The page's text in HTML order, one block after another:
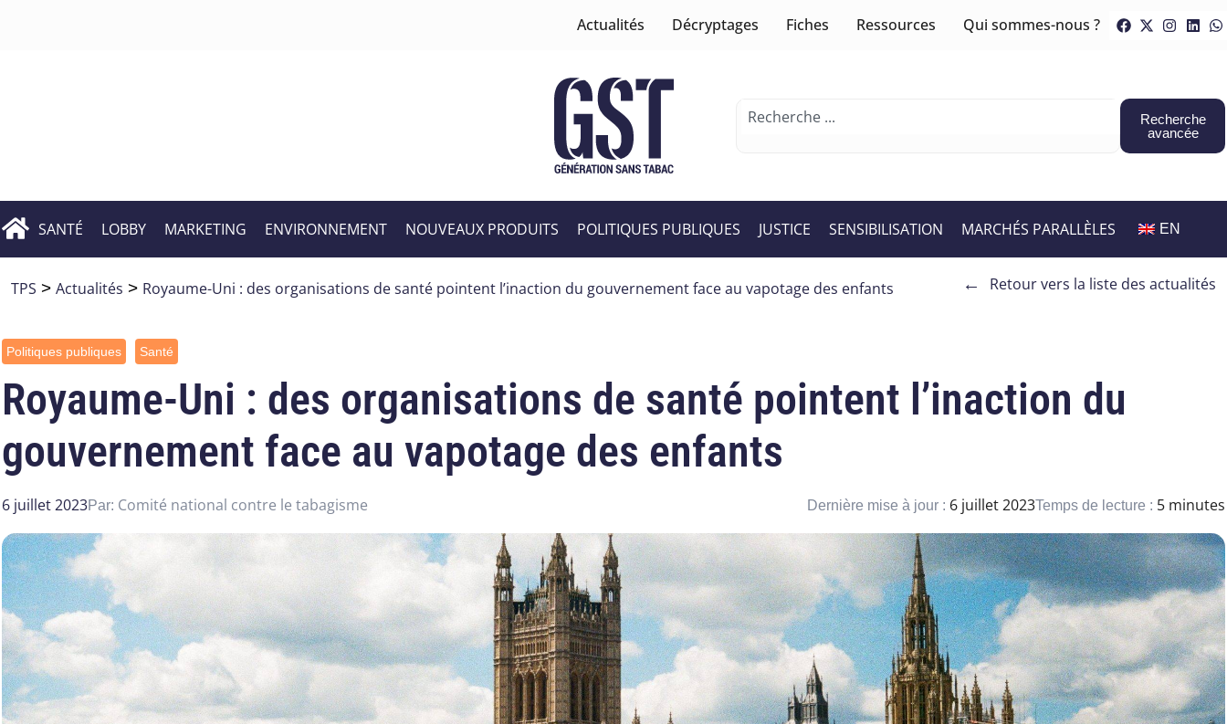
Actualités Décryptages Fiches Ressources Qui sommes-nous ?
Recherche
avancée
SANTÉ LOBBY MARKETING ENVIRONNEMENT NOUVEAUX PRODUITS POLITIQUES PUBLIQUES JUSTICE SENSIBILISATION MARCHÉS PARALLÈLES EN
TPS > Actualités > Royaume-Uni : des organisations de santé pointent l’inaction du gouvernement face au vapotage des enfants ← Retour vers la liste des actualités
Politiques publiques Santé
Royaume-Uni : des organisations de santé pointent l’inaction du
gouvernement face au vapotage des enfants
6 juillet 2023Par: Comité national contre le tabagisme Dernière mise à jour : 6 juillet 2023Temps de lecture : 5 minutes